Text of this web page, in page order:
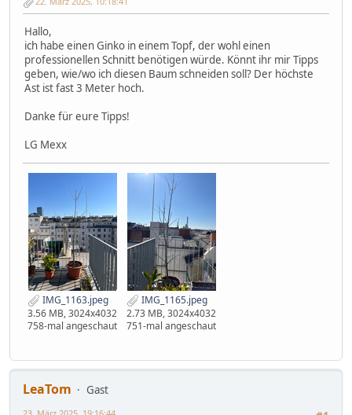
Hallo,
ich habe einen Ginko in einem Topf, der wohl einen
professionellen Schnitt benötigen würde. Könnt ihr mir Tipps
geben, wie/wo ich diesen Baum schneiden soll? Der höchste
Ast ist fast 3 Meter hoch.
Danke für eure Tipps!
LG Mexx
IMG_1163.jpeg
3.56 MB, 3024x4032
758-mal angeschaut
IMG_1165.jpeg
2.73 MB, 3024x4032
751-mal angeschaut
LeaTom
Gast